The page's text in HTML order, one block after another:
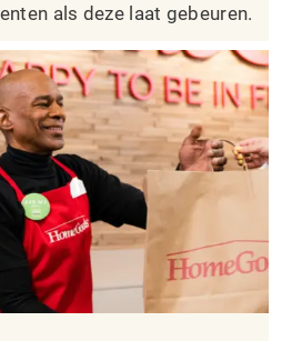
als deze laat gebeuren.